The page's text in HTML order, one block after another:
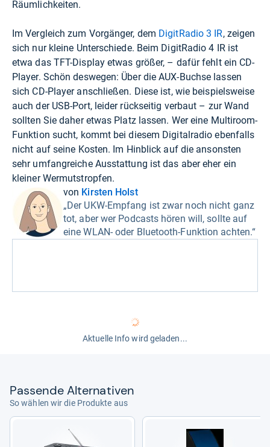
Räumlichkeiten.
Im Vergleich zum Vorgänger, dem DigitRadio 3 IR, zeigen
sich nur kleine Unterschiede. Beim DigitRadio 4 IR ist
etwa das TFT-Display etwas größer, – dafür fehlt ein CD-
Player. Schön deswegen: Über die AUX-Buchse lassen
sich CD-Player anschließen. Diese ist, wie beispielsweise
auch der USB-Port, leider rückseitig verbaut – zur Wand
sollten Sie daher etwas Platz lassen. Wer eine Multiroom-
Funktion sucht, kommt bei diesem Digitalradio ebenfalls
nicht auf seine Kosten. Im Hinblick auf die ansonsten
sehr umfangreiche Ausstattung ist das aber eher ein
kleiner Wermutstropfen.
von Kirsten Holst
„Der UKW-Empfang ist zwar noch nicht ganz
tot, aber wer Podcasts hören will, sollte auf
eine WLAN- oder Bluetooth-Funktion achten.“
Aktuelle Info wird geladen...
Pas­sende Alter­na­ti­ven
So wählen wir die Produkte aus